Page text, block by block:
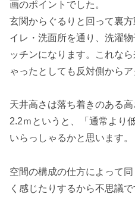
画のポイントでした。
玄関からぐるりと回って裏
イレ・洗面所を通り、洗濯
ッチンになります。これな
ゃったとしても反対側から
天井高さは落ち着きのある高
2.2ｍというと、「通常より
いらっしゃるかと思います。
空間の構成の仕方によって
く感じたりするから不思議で